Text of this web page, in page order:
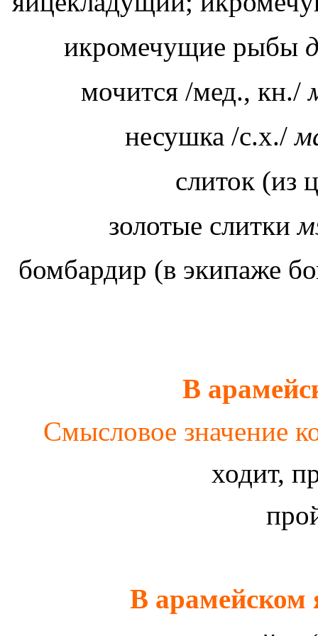
икромечущие рыбы
мочится /мед., кн./
несушка /с.х./
слиток (из
золотые слитки
бомбардир (в экипаже
В
Смысловое значение
ходит,
В арамейском